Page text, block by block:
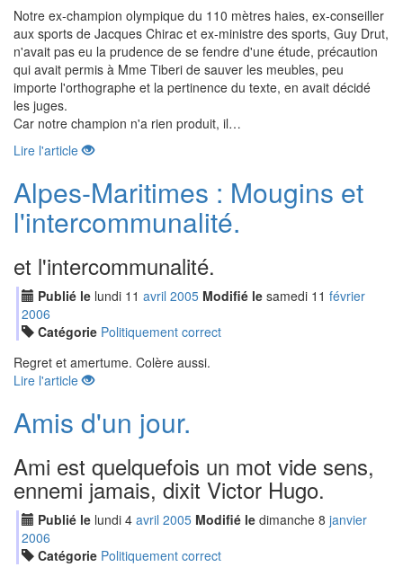
Notre ex-champion olympique du 110 mètres haies, ex-conseiller
aux sports de Jacques Chirac et ex-ministre des sports, Guy Drut,
n'avait pas eu la prudence de se fendre d'une étude, précaution
qui avait permis à Mme Tiberi de sauver les meubles, peu
importe l'orthographe et la pertinence du texte, en avait décidé
les juges.
Car notre champion n'a rien produit, il…
Lire l'article
Alpes-Maritimes : Mougins et
l'intercommunalité.
et l'intercommunalité.
Publié le lundi 11 avril 2005 Modifié le samedi 11 février
2006
Catégorie Politiquement correct
Regret et amertume. Colère aussi.
Lire l'article
Amis d'un jour.
Ami est quelquefois un mot vide sens,
ennemi jamais, dixit Victor Hugo.
Publié le lundi 4 avril 2005 Modifié le dimanche 8 janvier
2006
Catégorie Politiquement correct